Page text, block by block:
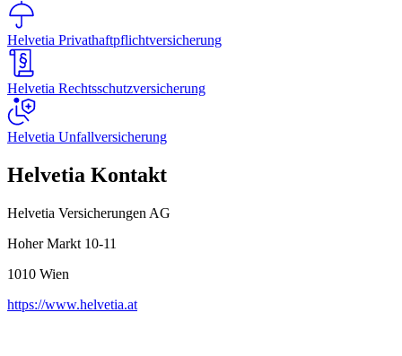
Helvetia Privathaftpflichtversicherung
Helvetia Rechtsschutzversicherung
Helvetia Unfallversicherung
Helvetia Kontakt
Helvetia Versicherungen AG
Hoher Markt 10-11
1010 Wien
https://www.helvetia.at